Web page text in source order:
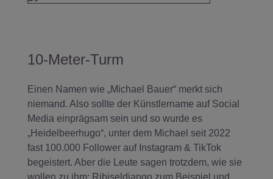
10-Meter-Turm
Einen Namen wie „Michael Bauer“ merkt sich
niemand. Also sollte der Künstlername auf Social
Media einprägsam sein und so wurde es
„Heidelbeerhugo“, unter dem Michael seit 2022
fast 100.000 Follower auf Instagram & TikTok
begeistert. Aber die Leute sagen trotzdem, wie sie
wollen zu ihm: Ribiseldjango zum Beispiel und